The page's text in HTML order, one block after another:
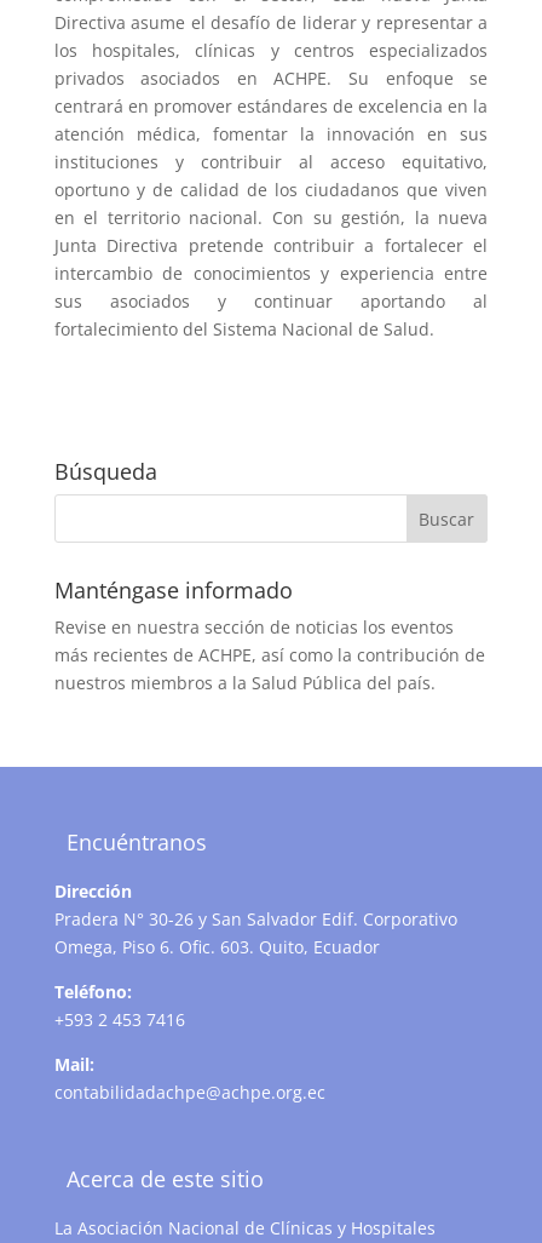
Directiva asume el desafío de liderar y representar a
los hospitales, clínicas y centros especializados
privados asociados en ACHPE. Su enfoque se
centrará en promover estándares de excelencia en la
atención médica, fomentar la innovación en sus
instituciones y contribuir al acceso equitativo,
oportuno y de calidad de los ciudadanos que viven
en el territorio nacional. Con su gestión, la nueva
Junta Directiva pretende contribuir a fortalecer el
intercambio de conocimientos y experiencia entre
sus asociados y continuar aportando al
fortalecimiento del Sistema Nacional de Salud.
Búsqueda
Manténgase informado
Revise en nuestra sección de noticias los eventos
más recientes de ACHPE, así como la contribución de
nuestros miembros a la Salud Pública del país.
Encuéntranos
Dirección
Pradera N° 30-26 y San Salvador Edif. Corporativo
Omega, Piso 6. Ofic. 603. Quito, Ecuador
Teléfono:
+593 2 453 7416
Mail:
contabilidadachpe@achpe.org.ec
Acerca de este sitio
La Asociación Nacional de Clínicas y Hospitales